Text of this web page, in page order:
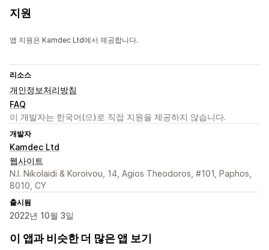
지원
앱 지원은 Kamdec Ltd에서 제공합니다.
리소스
개인정보처리방침
FAQ
이 개발자는 한국어(으)로 직접 지원을 제공하지 않습니다.
개발자
Kamdec Ltd
웹사이트
N.I. Nikolaidi & Koroivou, 14, Agios Theodoros, #101, Paphos,
8010, CY
출시됨
2022년 10월 3일
이 앱과 비슷한 더 많은 앱 보기